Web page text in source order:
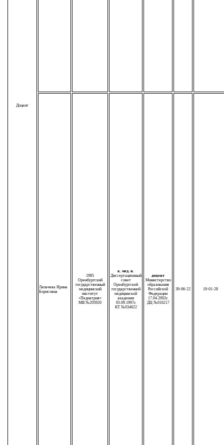
Доцент
Лапачева Ирина
Борисовна
1985
Оренбургский
государственный
медицинский
институт
«Педиатрия»
МВ №205920
к. мед. н.
Диссертационный
совет
Оренбургской
государственной
медицинской
академии
05.09.1997г.
КТ №034622
доцент
Министерство
образования
Российской
Федерации
17.04.2002г.
ДЦ №016217
39-06-22 19-01-28